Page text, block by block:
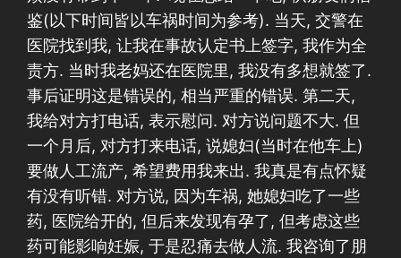
鉴(以下时间皆以车祸时间为参考). 当天, 交警在
医院找到我, 让我在事故认定书上签字, 我作为全
责方. 当时我老妈还在医院里, 我没有多想就签了.
事后证明这是错误的, 相当严重的错误. 第二天,
我给对方打电话, 表示慰问. 对方说问题不大. 但
一个月后, 对方打来电话, 说媳妇(当时在他车上)
要做人工流产, 希望费用我来出. 我真是有点怀疑
有没有听错. 对方说, 因为车祸, 她媳妇吃了一些
药, 医院给开的, 但后来发现有孕了, 但考虑这些
药可能影响妊娠, 于是忍痛去做人流. 我咨询了朋